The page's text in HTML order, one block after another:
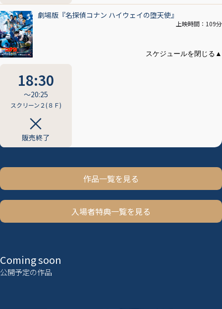
劇場版『名探偵コナン ハイウェイの堕天使』
上映時間：109分
18:30
〜20:25
スクリーン２(８Ｆ)
販売終了
作品一覧を見る
入場者特典一覧を見る
Coming soon
公開予定の作品